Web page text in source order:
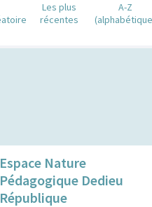
Les plus
récentes
A-Z
Espace Nature
Pédagogique Dedieu
République